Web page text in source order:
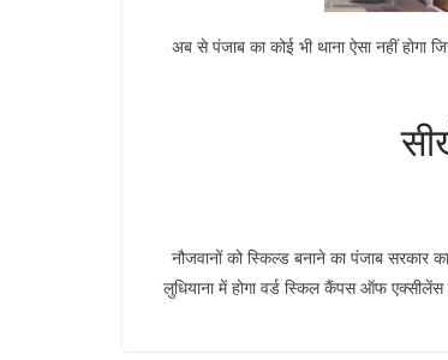
अब से पंजाब का कोई भी थाना ऐसा नहीं
नौजवानों को स्किल्ड बनाने का पंजाब सरकार
लुधियाना में होगा वर्ड स्किल कैंपस ऑफ एक्सीलेंस